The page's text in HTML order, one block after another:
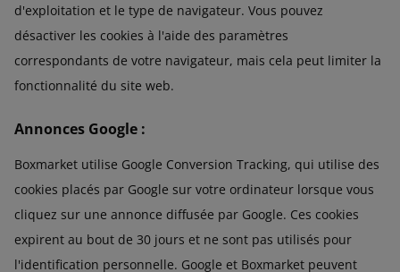
d'exploitation et le type de navigateur. Vous pouvez
désactiver les cookies à l'aide des paramètres
correspondants de votre navigateur, mais cela peut limiter la
fonctionnalité du site web.
Annonces Google :
Boxmarket utilise Google Conversion Tracking, qui utilise des
cookies placés par Google sur votre ordinateur lorsque vous
cliquez sur une annonce diffusée par Google. Ces cookies
expirent au bout de 30 jours et ne sont pas utilisés pour
l'identification personnelle. Google et Boxmarket peuvent